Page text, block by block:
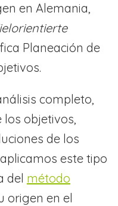
en Alemania,
Planeación de
completo,
objetivos,
de los
este tipo
del método
origen en el